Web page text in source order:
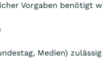
Vorgaben benötigt
Medien)